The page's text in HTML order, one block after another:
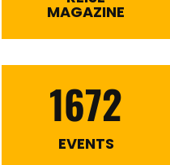
MAGAZINE
1672
EVENTS